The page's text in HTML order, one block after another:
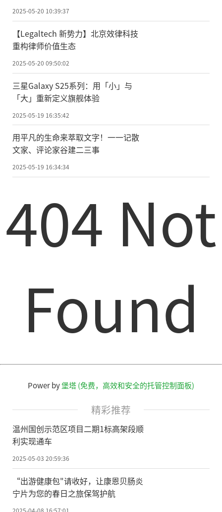
2025-05-20 10:39:37
【Legaltech 新势力】北京效律科技
重构律师价值生态
2025-05-20 09:50:02
三星Galaxy S25系列：用「小」与
「大」重新定义旗舰体验
2025-05-19 16:35:42
用平凡的生命来萃取文字！一一记散
文家、评论家谷建二三事
2025-05-19 16:34:34
404 Not
Found
Power by堡塔 (免费，高效和安全的托管控制面板)
精彩推荐
温州国创示范区项目二期1标高架段顺
利实现通车
2025-05-03 20:59:36
“出游健康包"请收好，让康恩贝肠炎
宁片为您的春日之旅保驾护航
2025-04-08 16:57:01